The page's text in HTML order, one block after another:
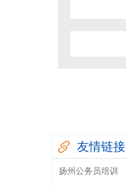
友情链接
扬州公务员培训